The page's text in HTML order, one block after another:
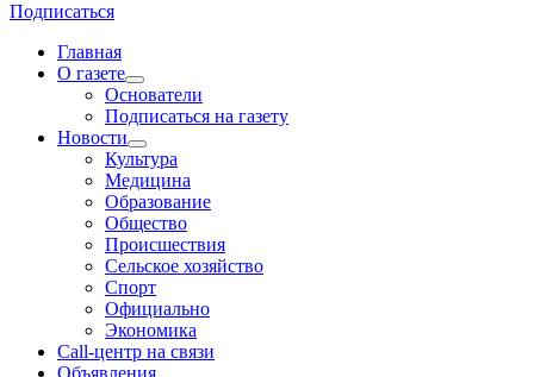
Подписаться
Главная
О газете
Основатели
Подписаться на газету
Новости
Культура
Медицина
Образование
Общество
Происшествия
Сельское хозяйство
Спорт
Официально
Экономика
Call-центр на связи
Объявления